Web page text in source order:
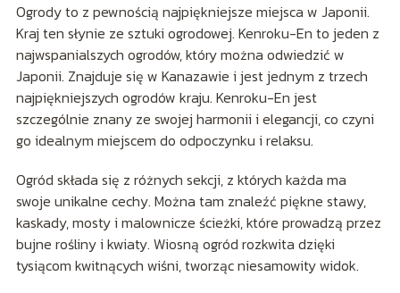
Ogrody to z pewnością najpiękniejsze miejsca w Japonii.
Kraj ten słynie ze sztuki ogrodowej. Kenroku-En to jeden z
najwspanialszych ogrodów, który można odwiedzić w
Japonii. Znajduje się w Kanazawie i jest jednym z trzech
najpiękniejszych ogrodów kraju. Kenroku-En jest
szczególnie znany ze swojej harmonii i elegancji, co czyni
go idealnym miejscem do odpoczynku i relaksu.
Ogród składa się z różnych sekcji, z których każda ma
swoje unikalne cechy. Można tam znaleźć piękne stawy,
kaskady, mosty i malownicze ścieżki, które prowadzą przez
bujne rośliny i kwiaty. Wiosną ogród rozkwita dzięki
tysiącom kwitnących wiśni, tworząc niesamowity widok.